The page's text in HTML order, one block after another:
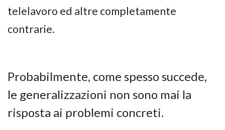
telelavoro ed altre completamente
contrarie.
Probabilmente, come spesso succede,
le generalizzazioni non sono mai la
risposta ai problemi concreti.